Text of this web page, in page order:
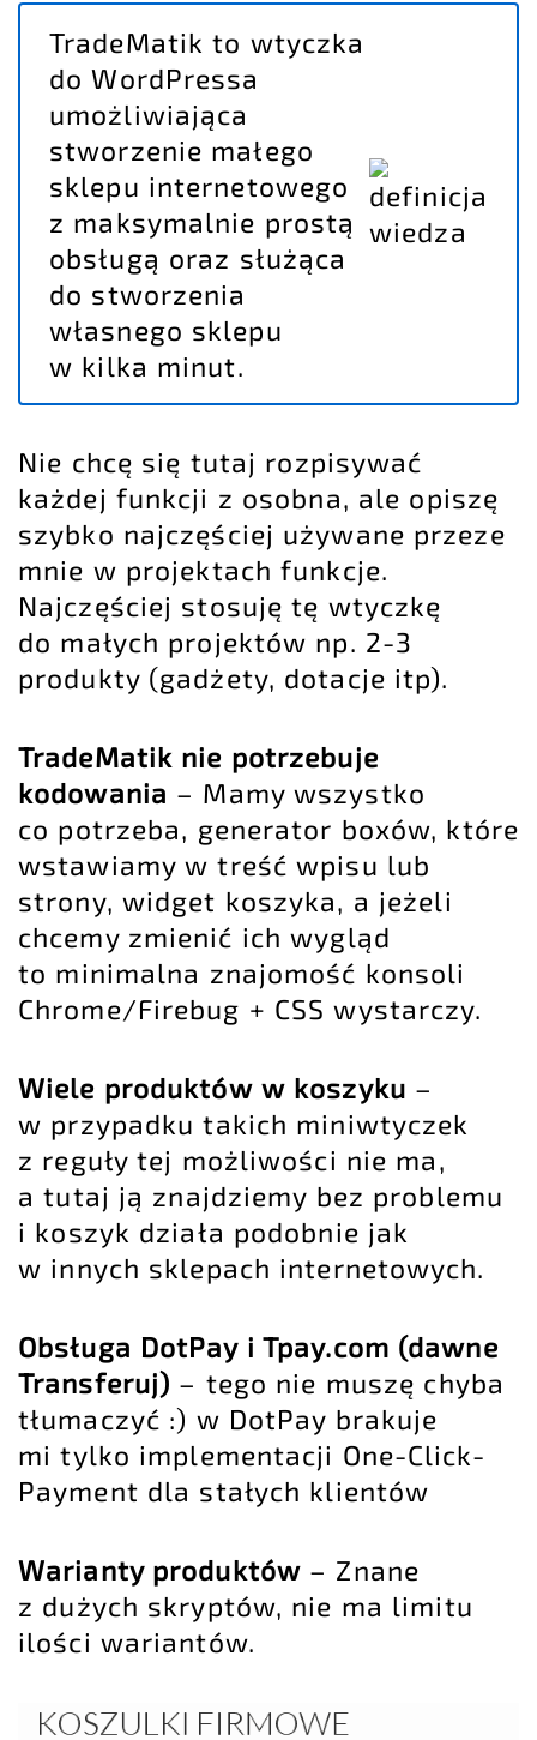
TradeMatik to wtyczka
do WordPressa
umożliwiająca
stworzenie małego
sklepu internetowego
z maksymalnie prostą
obsługą oraz służąca
do stworzenia
własnego sklepu
w kilka minut.
Nie chcę się tutaj rozpisywać
każdej funkcji z osobna, ale opiszę
szybko najczęściej używane przeze
mnie w projektach funkcje.
Najczęściej stosuję tę wtyczkę
do małych projektów np. 2-3
produkty (gadżety, dotacje itp).
TradeMatik nie potrzebuje
kodowania – Mamy wszystko
co potrzeba, generator boxów, które
wstawiamy w treść wpisu lub
strony, widget koszyka, a jeżeli
chcemy zmienić ich wygląd
to minimalna znajomość konsoli
Chrome/Firebug + CSS wystarczy.
Wiele produktów w koszyku –
w przypadku takich miniwtyczek
z reguły tej możliwości nie ma,
a tutaj ją znajdziemy bez problemu
i koszyk działa podobnie jak
w innych sklepach internetowych.
Obsługa DotPay i Tpay.com (dawne
Transferuj) – tego nie muszę chyba
tłumaczyć :) w DotPay brakuje
mi tylko implementacji One-Click-
Payment dla stałych klientów
Warianty produktów– Znane
z dużych skryptów, nie ma limitu
ilości wariantów.